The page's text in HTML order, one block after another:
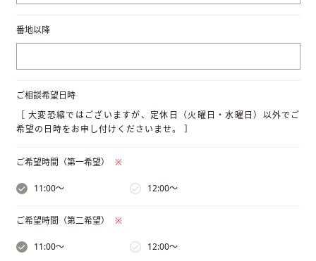
番地以降
ご相談希望日時
［ 大変恐縮ではございますが、定休日（火曜日・水曜日）以外でご
希望の日時をお申し付けくださいませ。 ］
ご希望時間（第一希望） ※
11:00〜 12:00〜
ご希望時間（第二希望） ※
11:00〜 12:00〜